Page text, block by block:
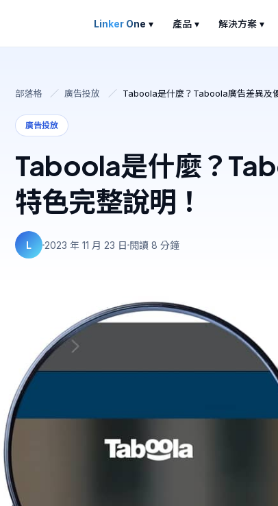
Linker One ▾ 產品 ▾ 解決方案 ▾
部落格 ／ 廣告投放 ／ Taboola是什麼？Taboola廣告差異及
廣告投放
Taboola是什麼？
特色完整說明！
L 2023 年 11 月 23 日 閱讀 8 分鐘